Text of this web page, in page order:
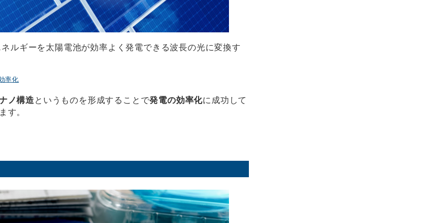
ルギーを太陽電池が効率よく発電できる波長の光に変換す
率化
ノ構造 というものを形成することで発電の効率化に成功して
す。